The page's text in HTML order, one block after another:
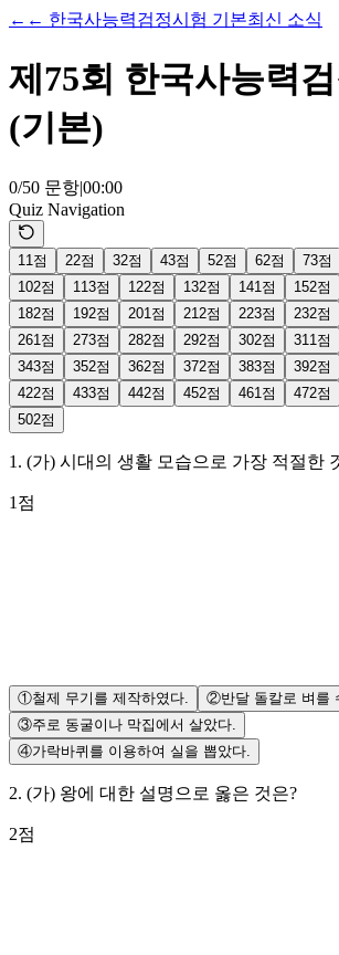
← ← 한국사능력검정시험 기본최신 소식
제75회 한국사능력
(기본)
0/50 문항|00:00
Quiz Navigation
1 1 점 22점 32점 43점 52점 62점 73점
102점 11 3점 122점 132점 141 점 152점
182점 192점 201 점 21 2점 223점 232점
261 점 273점 282점 292점 302점 31 1 점
343점 352점 362점 372점 383점 392점
422점 433점 442점 452점 461 점 472점
502점
1 . (가) 시대의 생활 모습으로 가장 적절한
1 점
①철제 무기를 제작하였다. ②반달 돌칼로 벼를
③주로 동굴이나 막집에서 살았다.
④가락바퀴를 이용하여 실을 뽑았다.
2. (가) 왕에 대한 설명으로 옳은 것은?
2점